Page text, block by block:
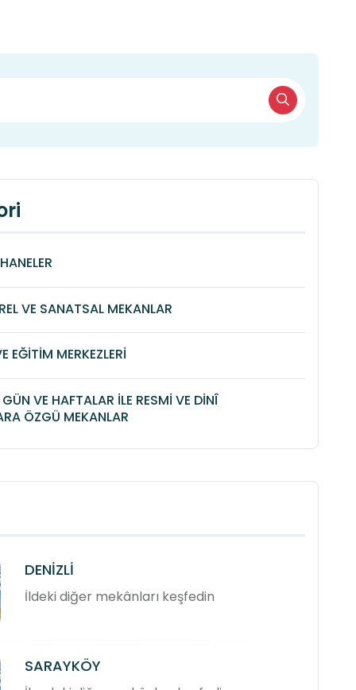
VE SANATSAL MEKANLAR
EĞİTİM MERKEZLERİ
GÜN VE HAFTALAR İLE RESMİ VE DİNÎ
ÖZGÜ MEKANLAR
DENİZLİ
İldeki diğer mekânları keşfedin
SARAYKÖY